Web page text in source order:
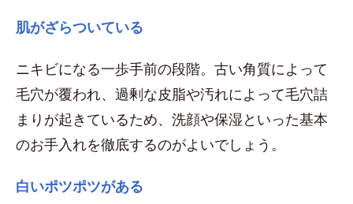
肌がざらついている
ニキビになる一歩手前の段階。古い角質によって
毛穴が覆われ、過剰な皮脂や汚れによって毛穴詰
まりが起きているため、洗顔や保湿といった基本
のお手入れを徹底するのがよいでしょう。
白いポツポツがある